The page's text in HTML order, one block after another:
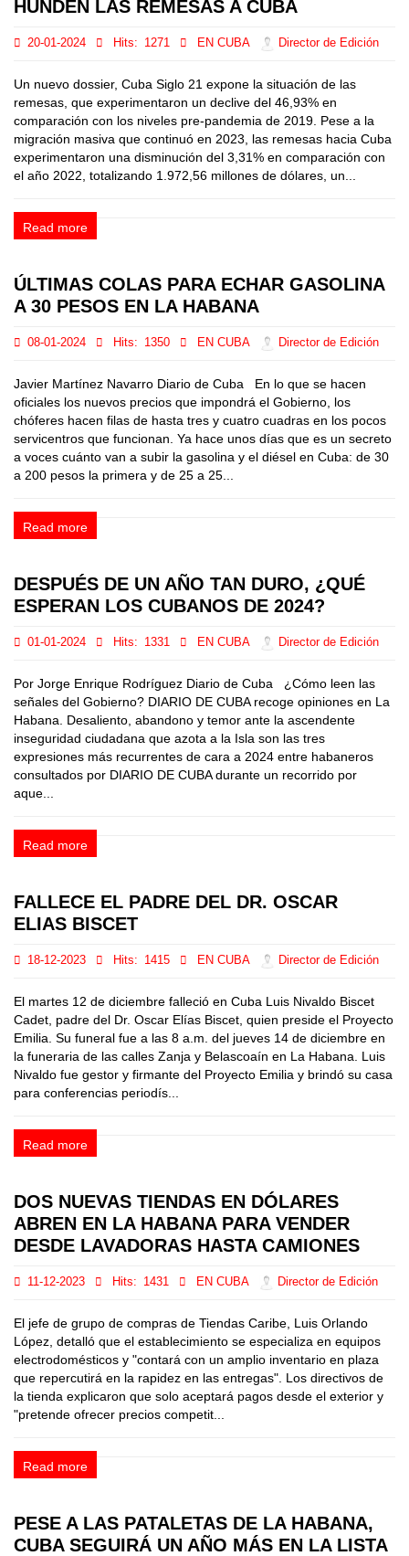
HUNDEN LAS REMESAS A CUBA
20-01-2024 Hits: 1271 EN CUBA Director de Edición
Un nuevo dossier, Cuba Siglo 21 expone la situación de las
remesas, que experimentaron un declive del 46,93% en
comparación con los niveles pre-pandemia de 2019. Pese a la
migración masiva que continuó en 2023, las remesas hacia Cuba
experimentaron una disminución del 3,31% en comparación con
el año 2022, totalizando 1.972,56 millones de dólares, un...
Read more
ÚLTIMAS COLAS PARA ECHAR GASOLINA
A 30 PESOS EN LA HABANA
08-01-2024 Hits: 1350 EN CUBA Director de Edición
Javier Martínez Navarro Diario de Cuba En lo que se hacen
oficiales los nuevos precios que impondrá el Gobierno, los
chóferes hacen filas de hasta tres y cuatro cuadras en los pocos
servicentros que funcionan. Ya hace unos días que es un secreto
a voces cuánto van a subir la gasolina y el diésel en Cuba: de 30
a 200 pesos la primera y de 25 a 25...
Read more
DESPUÉS DE UN AÑO TAN DURO, ¿QUÉ
ESPERAN LOS CUBANOS DE 2024?
01-01-2024 Hits: 1331 EN CUBA Director de Edición
Por Jorge Enrique Rodríguez Diario de Cuba ¿Cómo leen las
señales del Gobierno? DIARIO DE CUBA recoge opiniones en La
Habana. Desaliento, abandono y temor ante la ascendente
inseguridad ciudadana que azota a la Isla son las tres
expresiones más recurrentes de cara a 2024 entre habaneros
consultados por DIARIO DE CUBA durante un recorrido por
aque...
Read more
FALLECE EL PADRE DEL DR. OSCAR
ELIAS BISCET
18-12-2023 Hits: 1415 EN CUBA Director de Edición
El martes 12 de diciembre falleció en Cuba Luis Nivaldo Biscet
Cadet, padre del Dr. Oscar Elías Biscet, quien preside el Proyecto
Emilia. Su funeral fue a las 8 a.m. del jueves 14 de diciembre en
la funeraria de las calles Zanja y Belascoaín en La Habana. Luis
Nivaldo fue gestor y firmante del Proyecto Emilia y brindó su casa
para conferencias periodís...
Read more
DOS NUEVAS TIENDAS EN DÓLARES
ABREN EN LA HABANA PARA VENDER
DESDE LAVADORAS HASTA CAMIONES
11-12-2023 Hits: 1431 EN CUBA Director de Edición
El jefe de grupo de compras de Tiendas Caribe, Luis Orlando
López, detalló que el establecimiento se especializa en equipos
electrodomésticos y "contará con un amplio inventario en plaza
que repercutirá en la rapidez en las entregas". Los directivos de
la tienda explicaron que solo aceptará pagos desde el exterior y
"pretende ofrecer precios competit...
Read more
PESE A LAS PATALETAS DE LA HABANA,
CUBA SEGUIRÁ UN AÑO MÁS EN LA LISTA